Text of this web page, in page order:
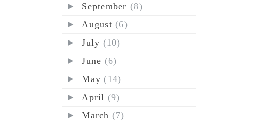
► September (8)
► August (6)
►July (10)
►June (6)
►May (14)
► April (9)
►March (7)